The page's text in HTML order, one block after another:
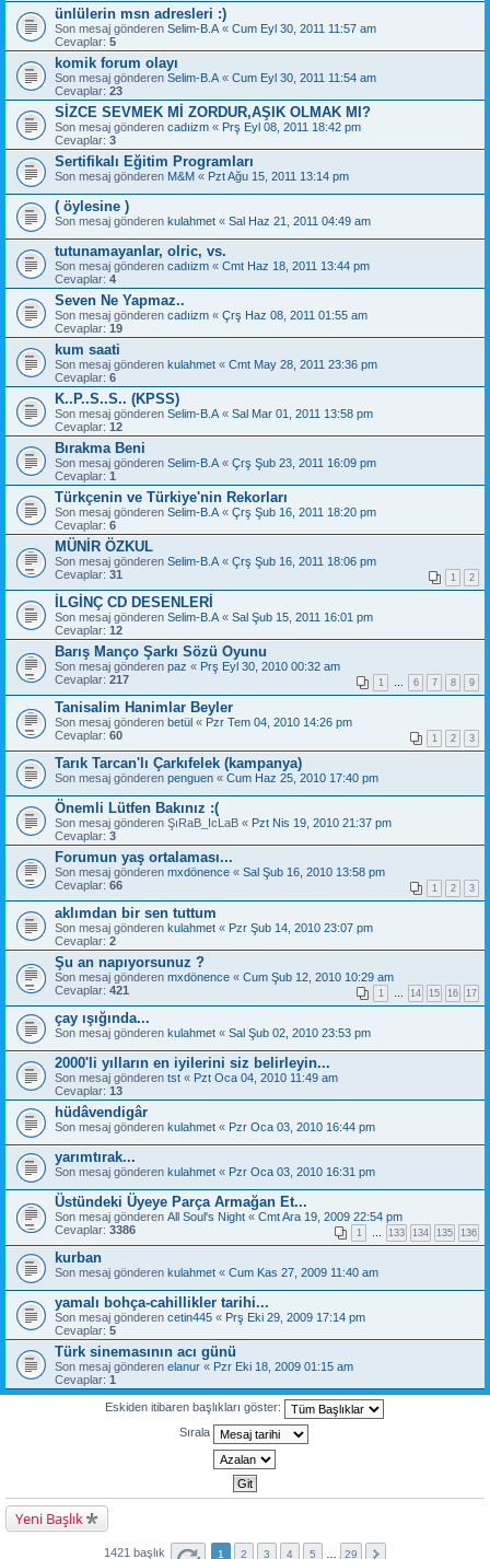
ünlülerin msn adresleri :)
Son mesaj gönderen Selim-B.A « Cum Eyl 30, 2011 11:57 am
Cevaplar: 5
komik forum olayı
Son mesaj gönderen Selim-B.A « Cum Eyl 30, 2011 11:54 am
Cevaplar: 23
SİZCE SEVMEK Mİ ZORDUR,AŞIK OLMAK MI?
Son mesaj gönderen cadıizm « Prş Eyl 08, 2011 18:42 pm
Cevaplar: 3
Sertifikalı Eğitim Programları
Son mesaj gönderen M&M « Pzt Ağu 15, 2011 13:14 pm
( öylesine )
Son mesaj gönderen kulahmet « Sal Haz 21, 2011 04:49 am
tutunamayanlar, olric, vs.
Son mesaj gönderen cadıizm « Cmt Haz 18, 2011 13:44 pm
Cevaplar: 4
Seven Ne Yapmaz..
Son mesaj gönderen cadıizm « Çrş Haz 08, 2011 01:55 am
Cevaplar: 19
kum saati
Son mesaj gönderen kulahmet « Cmt May 28, 2011 23:36 pm
Cevaplar: 6
K..P..S..S.. (KPSS)
Son mesaj gönderen Selim-B.A « Sal Mar 01, 2011 13:58 pm
Cevaplar: 12
Bırakma Beni
Son mesaj gönderen Selim-B.A « Çrş Şub 23, 2011 16:09 pm
Cevaplar: 1
Türkçenin ve Türkiye'nin Rekorları
Son mesaj gönderen Selim-B.A « Çrş Şub 16, 2011 18:20 pm
Cevaplar: 6
MÜNİR ÖZKUL
Son mesaj gönderen Selim-B.A « Çrş Şub 16, 2011 18:06 pm
Cevaplar: 31 1 2
İLGİNÇ CD DESENLERİ
Son mesaj gönderen Selim-B.A « Sal Şub 15, 2011 16:01 pm
Cevaplar: 12
Barış Manço Şarkı Sözü Oyunu
Son mesaj gönderen paz « Prş Eyl 30, 2010 00:32 am
Cevaplar: 217 1 6 7 8 9
Tanisalim Hanimlar Beyler
Son mesaj gönderen betül « Pzr Tem 04, 2010 14:26 pm
Cevaplar: 60 1 2 3
Tarık Tarcan'lı Çarkıfelek (kampanya)
Son mesaj gönderen penguen « Cum Haz 25, 2010 17:40 pm
Önemli Lütfen Bakınız :(
Son mesaj gönderen ŞıRaB_IcLaB « Pzt Nis 19, 2010 21:37 pm
Cevaplar: 3
Forumun yaş ortalaması...
Son mesaj gönderen mxdönence « Sal Şub 16, 2010 13:58 pm
Cevaplar: 66 1 2 3
aklımdan bir sen tuttum
Son mesaj gönderen kulahmet « Pzr Şub 14, 2010 23:07 pm
Cevaplar: 2
Şu an napıyorsunuz ?
Son mesaj gönderen mxdönence « Cum Şub 12, 2010 10:29 am
Cevaplar: 421 1 14 15 16 17
çay ışığında...
Son mesaj gönderen kulahmet « Sal Şub 02, 2010 23:53 pm
2000'li yılların en iyilerini siz belirleyin...
Son mesaj gönderen tst « Pzt Oca 04, 2010 11:49 am
Cevaplar: 13
hüdâvendigâr
Son mesaj gönderen kulahmet « Pzr Oca 03, 2010 16:44 pm
yarımtırak...
Son mesaj gönderen kulahmet « Pzr Oca 03, 2010 16:31 pm
Üstündeki Üyeye Parça Armağan Et...
Son mesaj gönderen All Soul's Night « Cmt Ara 19, 2009 22:54 pm
Cevaplar: 3386 1 133 134 135 136
kurban
Son mesaj gönderen kulahmet « Cum Kas 27, 2009 11:40 am
yamalı bohça-cahillikler tarihi...
Son mesaj gönderen cetin445 « Prş Eki 29, 2009 17:14 pm
Cevaplar: 5
Türk sinemasının acı günü
Son mesaj gönderen elanur « Pzr Eki 18, 2009 01:15 am
Cevaplar: 1
Eskiden itibaren başlıkları göster:
Sırala
Yeni Başlık
1421 başlık 1 2 3 4 5 29